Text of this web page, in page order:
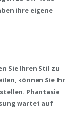
ihre eigene
Sie Ihren Stil zu
können Sie Ihr
Phantasie
wartet auf